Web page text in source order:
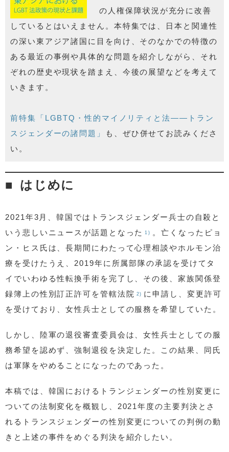
の人権保障状況が充分に改善
しているとはいえません。本特集では、日本と関連性
の深い東アジア諸国に目を向け、そのなかでの特徴の
ある最近の事例や具体的な問題を紹介しながら、それ
ぞれの歴史や現状を踏まえ、今後の展望などを考えて
いきます。
前特集「LGBTQ・性的マイノリティと法――トラン
スジェンダーの諸問題」
も、ぜひ併せてお読みくださ
い。
はじめに
2021年3月、韓国ではトランスジェンダー兵士の自殺と
いう悲しいニュースが話題となった
1)
。亡くなったピョ
ン・ヒス氏は、長期間にわたって心理相談やホルモン治
療を受けたうえ、2019年に所属部隊の承認を受けてタ
イでいわゆる性転換手術を完了し、その後、家族関係登
録簿上の性別訂正許可を管轄法院 2) に申請し、変更許可
を受けており、女性兵士としての服務を希望していた。
しかし、陸軍の退役審査委員会は、女性兵士としての服
務希望を認めず、強制退役を決定した。この結果、同氏
は軍隊をやめることになったのであった。
本稿では、韓国におけるトランジェンダーの性別変更に
ついての法制変化を概観し、2021年度の主要判決とさ
れるトランスジェンダーの性別変更についての判例の動
きと上述の事件をめぐる判決を紹介したい。